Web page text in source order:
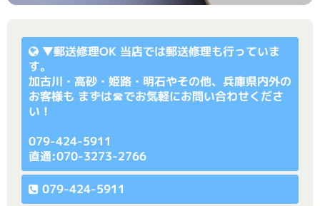
▼郵送修理OK 当店では郵送修理も行っていま
す。
加古川・高砂・姫路・明石やその他、兵庫県内外の
お客様も まずは☎でお気軽にお問い合わせくださ
い！
079-424-5911
直通:070-3273-2766
079-424-5911